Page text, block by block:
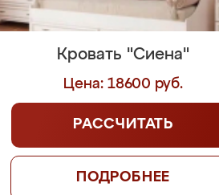
Кровать "Сиена"
Цена: 18600 руб.
РАССЧИТАТЬ
ПОДРОБНЕЕ